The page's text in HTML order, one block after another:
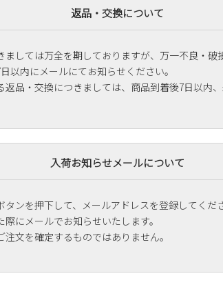
返品・交換について
ましては万全を期しておりますが、万一不良・破
以内にメールにてお知らせください。
返品・交換につきましては、商品到着後7日以内
入荷お知らせメールについて
タンを押下して、メールアドレスを登録してくだ
際にメールでお知らせいたします。
注文を確定するものではありません。